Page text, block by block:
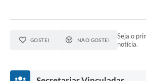
GOSTEI NÃO GOSTEI
Seja o
notícia.